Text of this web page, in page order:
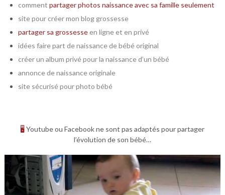
comment partager photos naissance avec sa famille seulement
site pour créer mon blog grossesse
partager sa grossesseen ligne et en privé
idées faire part de naissance de bébé original
créer un album privé pour la naissance d’un bébé
annonce de naissance originale
site sécurisé pour photo bébé
🖥 Youtube ou Facebook ne sont pas adaptés pour partager
l’évolution de son bébé…